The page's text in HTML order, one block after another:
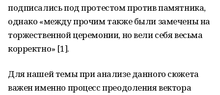
подписались под протестом против памятника,
однако «между прочим также были замечены на
торжественной церемонии, но вели себя весьма
корректно» [1].
Для нашей темы при анализе данного сюжета
важен именно процесс преодоления вектора